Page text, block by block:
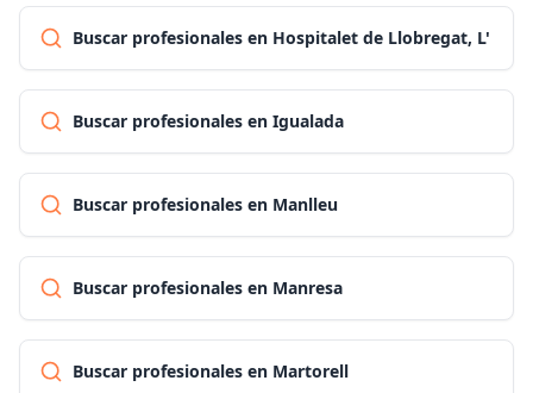
Buscar profesionales en Hospitalet de Llobregat, L'
Buscar profesionales en Igualada
Buscar profesionales en Manlleu
Buscar profesionales en Manresa
Buscar profesionales en Martorell